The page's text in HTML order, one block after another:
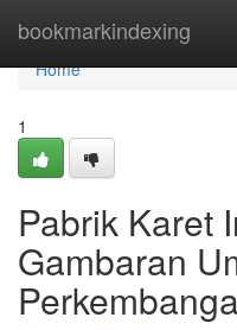
bookmarkindexing
Home
Home
1
Pabrik Karet
Gambaran